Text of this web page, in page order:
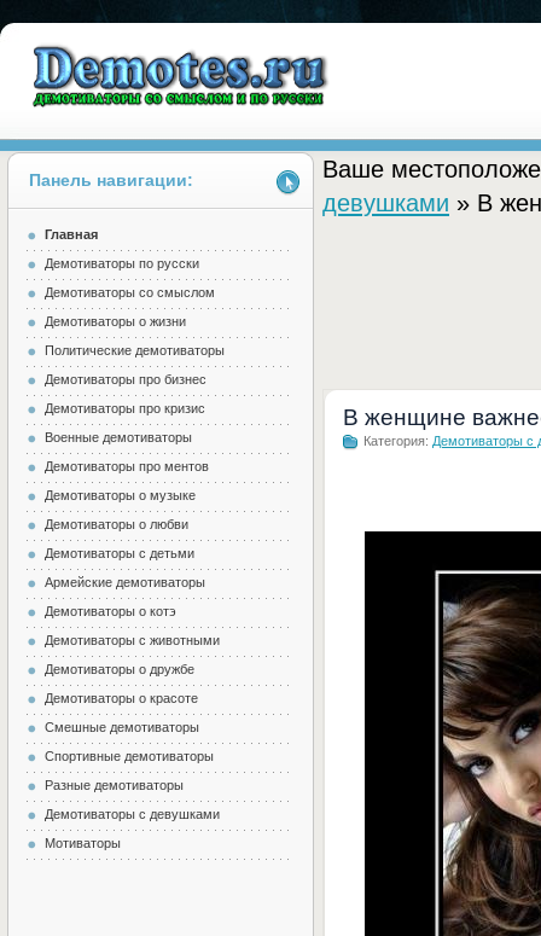
Demotes.ru
Ваше
девушками » В
В женщине
Категория: Демотиваторы с
Панель навигации:
Главная
Демотиваторы по русски
Демотиваторы со смыслом
Демотиваторы о жизни
Политические демотиваторы
Демотиваторы про бизнес
Демотиваторы про кризис
Военные демотиваторы
Демотиваторы про ментов
Демотиваторы о музыке
Демотиваторы о любви
Демотиваторы с детьми
Армейские демотиваторы
Демотиваторы о котэ
Демотиваторы с животными
Демотиваторы о дружбе
Демотиваторы о красоте
Смешные демотиваторы
Спортивные демотиваторы
Разные демотиваторы
Демотиваторы с девушками
Мотиваторы